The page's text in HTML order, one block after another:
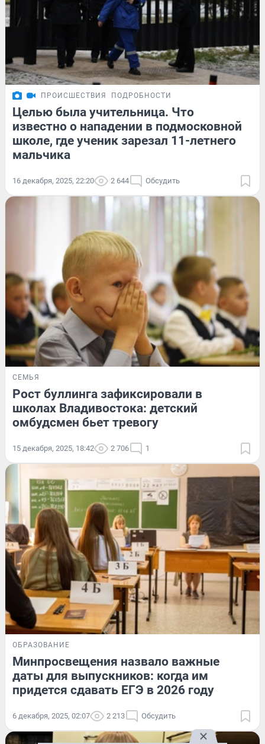
ПРОИСШЕСТВИЯ ПОДРОБНОСТИ
Целью была учительница. Что
известно о нападении в подмосковной
школе, где ученик зарезал 11-летнего
мальчика
16 декабря, 2025, 22:20 2 644 Обсудить
СЕМЬЯ
Рост буллинга зафиксировали в
школах Владивостока: детский
омбудсмен бьет тревогу
15 декабря, 2025, 18:42 2 706 1
ОБРАЗОВАНИЕ
Минпросвещения назвало важные
даты для выпускников: когда им
придется сдавать ЕГЭ в 2026 году
6 декабря, 2025, 02:07 2 213 Обсудить